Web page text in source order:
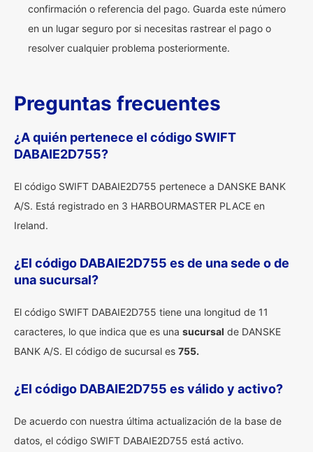
confirmación o referencia del pago. Guarda este número
en un lugar seguro por si necesitas rastrear el pago o
resolver cualquier problema posteriormente.
Preguntas frecuentes
¿A quién pertenece el código SWIFT
DABAIE2D755?
El código SWIFT DABAIE2D755 pertenece a DANSKE BANK
A/S. Está registrado en 3 HARBOURMASTER PLACE en
Ireland.
¿El código DABAIE2D755 es de una sede o de
una sucursal?
El código SWIFT DABAIE2D755 tiene una longitud de 11
caracteres, lo que indica que es una sucursal de DANSKE
BANK A/S. El código de sucursal es 755.
¿El código DABAIE2D755 es válido y activo?
De acuerdo con nuestra última actualización de la base de
datos, el código SWIFT DABAIE2D755 está activo.